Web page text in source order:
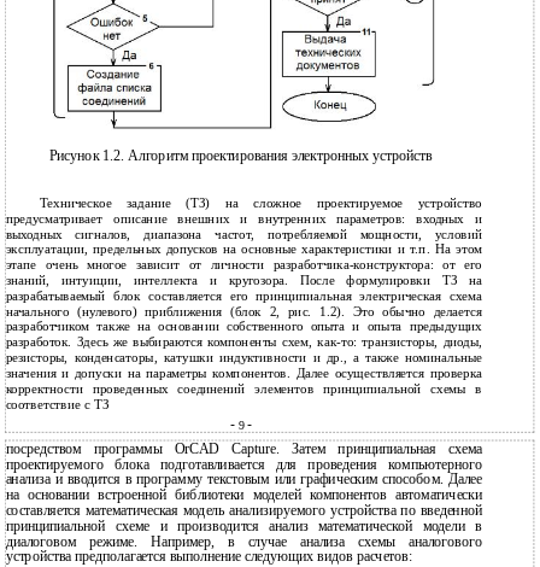
Рисунок 1.2. Алгоритм проектирования электронных устройств
Техническое задание (ТЗ) на сложное проектируемое устройство
предусматривает описание внешних и внутренних параметров: входных и
выходных сигналов, диапазона частот, потребляемой мощности, условий
эксплуатации, предельных допусков на основные характеристики и т.п. На этом
этапе очень многое зависит от личности разработчика-конструктора: от его
знаний, интуиции, интеллекта и кругозора. После формулировки ТЗ на
разрабатываемый блок составляется его принципиальная электрическая схема
начального (нулевого) приближения (блок 2, рис. 1.2). Это обычно делается
разработчиком также на основании собственного опыта и опыта предыдущих
разработок. Здесь же выбираются компоненты схем, как-то: транзисторы, диоды,
резисторы, конденсаторы, катушки индуктивности и др., а также номинальные
значения и допуски на параметры компонентов. Далее осуществляется проверка
корректности проведенных соединений элементов принципиальной схемы в
соответствие с ТЗ
- 9-
посредством программы OrCAD Capture. Затем принципиальная схема
проектируемого блока подготавливается для проведения компьютерного
анализа и вводится в программу текстовым или графическим способом. Далее
на основании встроенной библиотеки моделей компонентов автоматически
составляется математическая модель анализируемого устройства по введенной
принципиальной схеме и производится анализ математической модели в
диалоговом режиме. Например, в случае анализа схемы аналогового
устройства предполагается выполнение следующих видов расчетов: